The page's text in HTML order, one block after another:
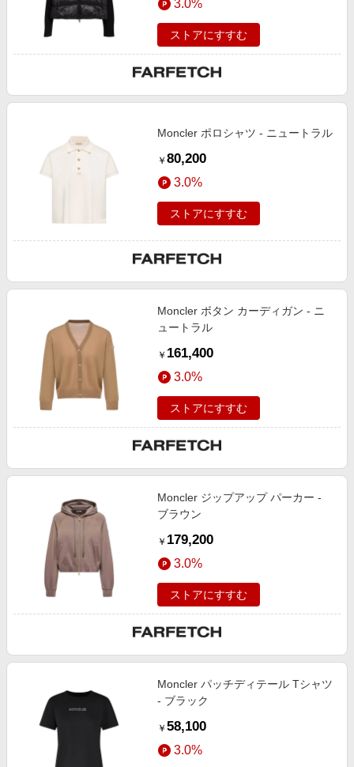
3.0%
ストアにすすむ
Moncler ポロシャツ - ニュートラル
￥ 80,200
3.0%
ストアにすすむ
Moncler ボタン カーディガン - ニ
ュートラル
￥ 161,400
3.0%
ストアにすすむ
Moncler ジップアップ パーカー -
ブラウン
￥ 179,200
3.0%
ストアにすすむ
Moncler パッチディテール Tシャツ
- ブラック
￥ 58,100
3.0%